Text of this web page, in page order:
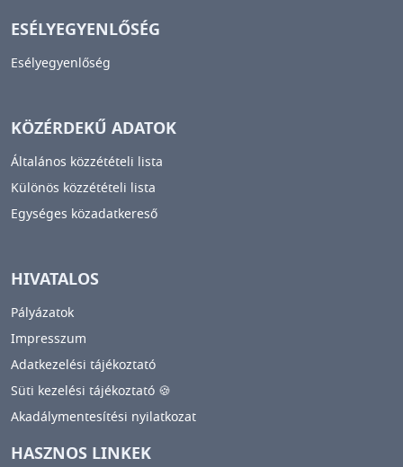
ESÉLYEGYENLŐSÉG
Esélyegyenlőség
KÖZÉRDEKŰ ADATOK
Általános közzétételi lista
Különös közzétételi lista
Egységes közadatkereső
HIVATALOS
Pályázatok
Impresszum
Adatkezelési tájékoztató
Süti kezelési tájékoztató 🍪
Akadálymentesítési nyilatkozat
HASZNOS LINKEK